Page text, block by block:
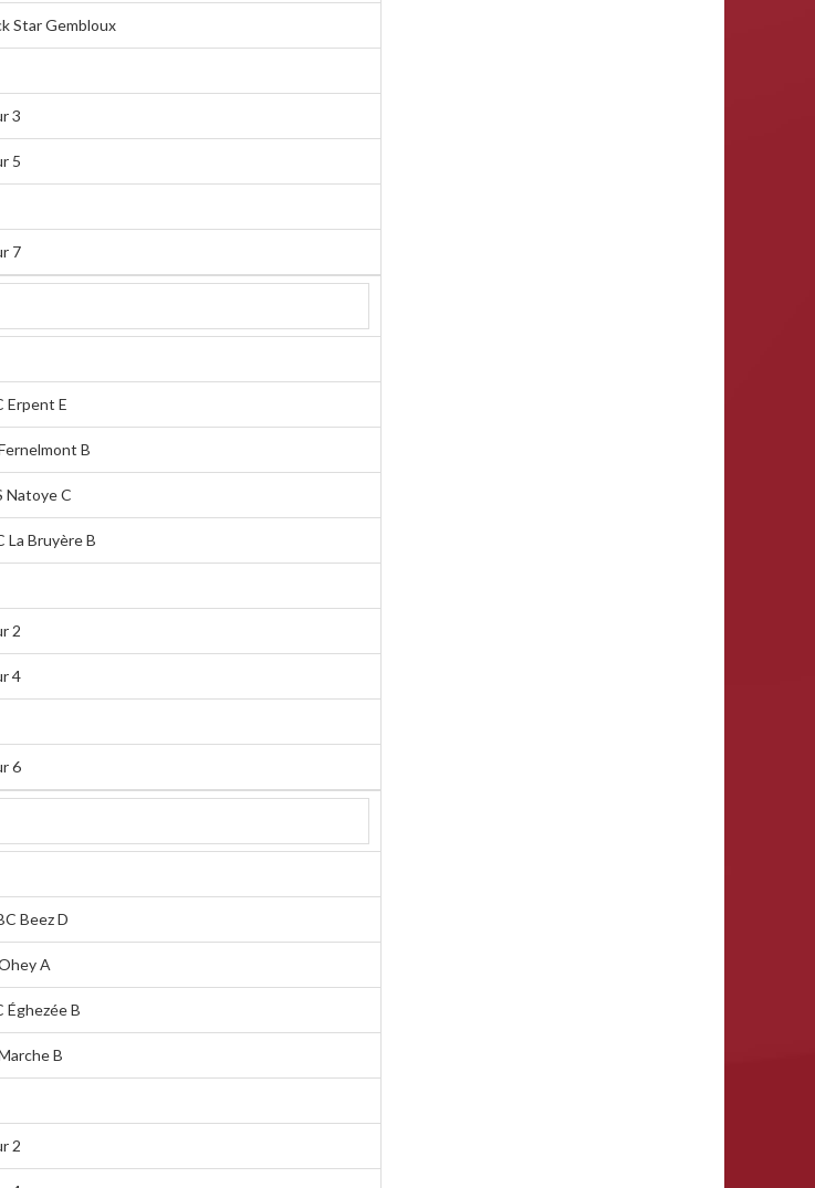
Star Gembloux
3
5
7
Erpent E
B
Natoye C
La Bruyère B
2
4
6
Beez D
A
Éghezée B
B
2